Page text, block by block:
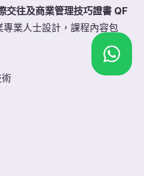
交往及商業管理技巧證書 QF
專業人士設計，課程內容包